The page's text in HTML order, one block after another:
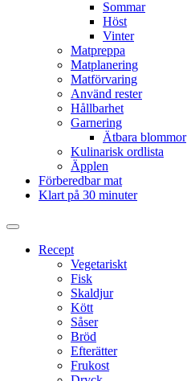
Sommar
Höst
Vinter
Matpreppa
Matplanering
Matförvaring
Använd rester
Hållbarhet
Garnering
Ätbara blommor
Kulinarisk ordlista
Äpplen
Förberedbar mat
Klart på 30 minuter
Slå
sökfältRecept
Vegetariskt
Fisk
Skaldjur
Kött
Såser
Bröd
Efterätter
Frukost